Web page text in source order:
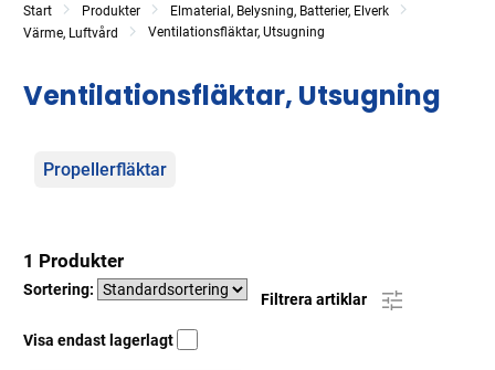
Start Produkter
Elmaterial, Belysning, Batterier, Elverk
Värme, Luftvård
Ventilationsfläktar, Utsugning
Ventilationsfläktar, Utsugning
Kategorier
Propellerfläktar
1 Produkter
Sortering:
Filtrera artiklar
Visa endast lagerlagt